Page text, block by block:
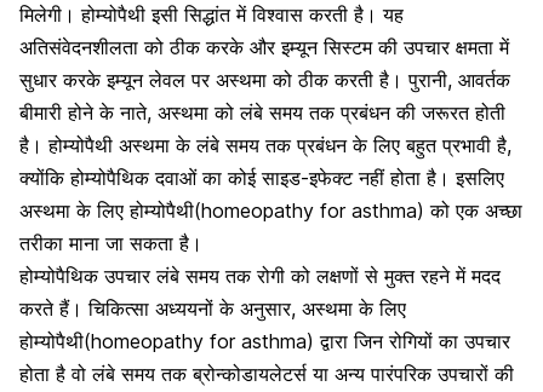
मिलेगी। होम्योपैथी इसी सिद्धांत में विश्वास करती है। यह
अतिसंवेदनशीलता को ठीक करके औरइम्यून सिस्टम की उपचारक्षमता में
सुधार करके इम्यून लेवल पर अस्थमा को ठीक करती है। पुरानी, ​​आवर्तक
बीमारी होने के नाते, अस्थमा को लंबे समय तक प्रबंधन की जरूरत होती
है। होम्योपैथी अस्थमा के लंबे समय तक प्रबंधन के लिए बहुत प्रभावी है,
क्योंकि होम्योपैथिक दवाओं का कोईसाइड-इफेक्ट नहीं होता है । इसलिए
अस्थमा के लिए होम्योपैथी(homeopathy for asthma) को एक अच्छा
तरीका माना जा सकता है।
होम्योपैथिक उपचार लंबे समय तकरोगी को लक्षणों से मुक्त रहने में मदद
करते हैं। चिकित्सा अध्ययनों के अनुसार, अस्थमा के लिए
होम्योपैथी(homeopathy for asthma) द्वारा जिन रोगियों का उपचार
होता है वो लंबे समय तक ब्रोन्कोडायलेटर्स या अन्य पारंपरिक उपचारों की